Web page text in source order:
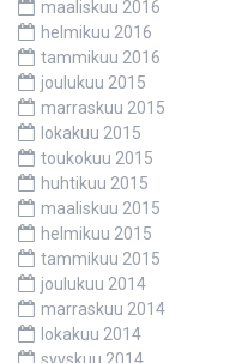
maaliskuu 2016
helmikuu 2016
tammikuu 2016
joulukuu 2015
marraskuu 2015
lokakuu 2015
toukokuu 2015
huhtikuu 2015
maaliskuu 2015
helmikuu 2015
tammikuu 2015
joulukuu 2014
marraskuu 2014
lokakuu 2014
syyskuu 2014